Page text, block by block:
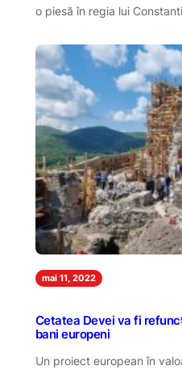
o piesă în regia lui
mai 11, 2022
Cetatea Devei va fi
bani europeni
Un proiect european în